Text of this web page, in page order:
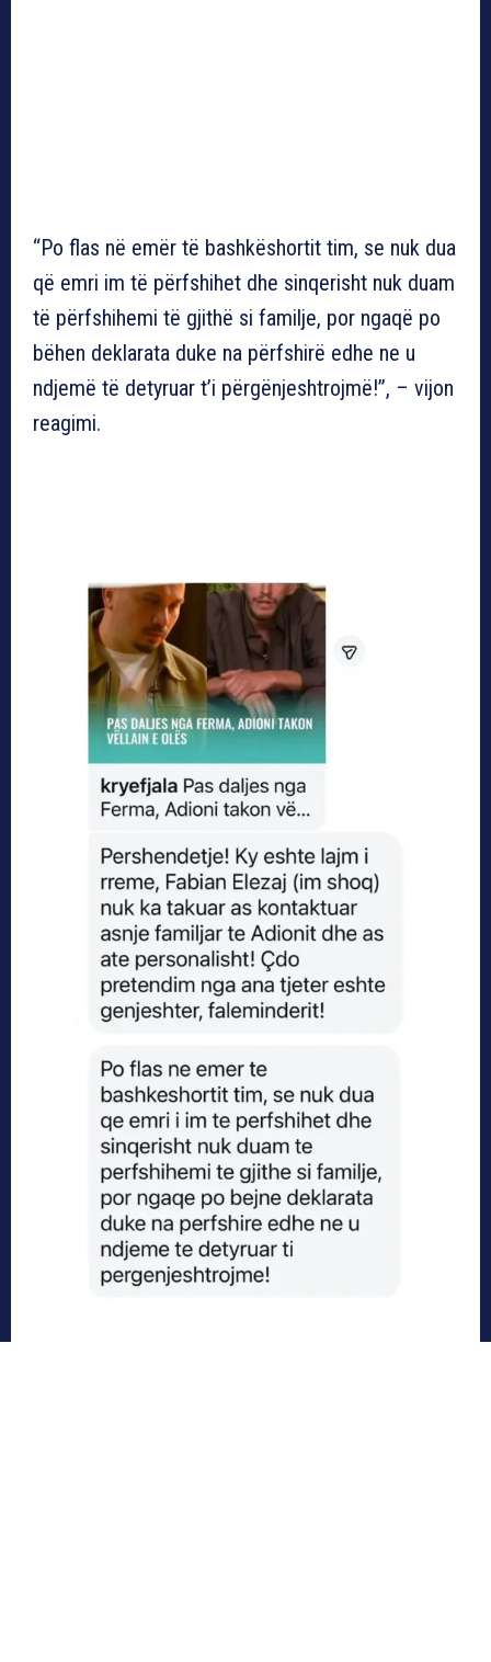
“Po flas në emër të bashkëshortit tim, se nuk dua
që emri im të përfshihet dhe sinqerisht nuk duam
të përfshihemi të gjithë si familje, por ngaqë po
bëhen deklarata duke na përfshirë edhe ne u
ndjemë të detyruar t’i përgënjeshtrojmë!”, – vijon
reagimi.